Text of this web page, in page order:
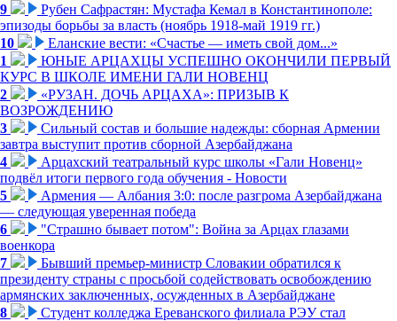
9
Рубен Сафрастян: Мустафа Кемал в Константинополе:
эпизоды борьбы за власть (ноябрь 1918-май 1919 гг.)
10
Еланские вести: «Счастье — иметь свой дом...»
1
ЮНЫЕ АРЦАХЦЫ УСПЕШНО ОКОНЧИЛИ ПЕРВЫЙ
КУРС В ШКОЛЕ ИМЕНИ ГАЛИ НОВЕНЦ
2
«РУЗАН. ДОЧЬ АРЦАХА»: ПРИЗЫВ К
ВОЗРОЖДЕНИЮ
3
Сильный состав и большие надежды: сборная Армении
завтра выступит против сборной Азербайджана
4
Арцахский театральный курс школы «Гали Новенц»
подвёл итоги первого года обучения - Новости
5
Армения — Албания 3:0: после разгрома Азербайджана
— следующая уверенная победа
6
"Страшно бывает потом": Война за Арцах глазами
военкора
7
Бывший премьер-министр Словакии обратился к
президенту страны с просьбой содействовать освобождению
армянских заключенных, осужденных в Азербайджане
8
Студент колледжа Ереванского филиала РЭУ стал